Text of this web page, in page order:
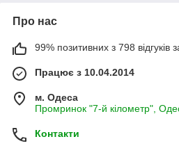
Про нас
99% позитивних з 798 відгуків
Працює з 10.04.2014
м. Одеса
Промринок "7-й кілометр",
Контакти